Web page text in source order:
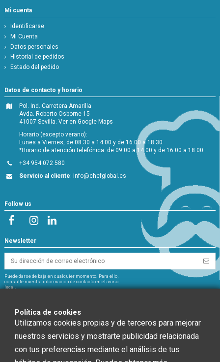
Mi cuenta
Identificarse
Mi Cuenta
Datos personales
Historial de pedidos
Estado del pedido
Datos de contacto y horario
Pol. Ind. Carretera Amarilla
Avda. Roberto Osborne 15
41007 Sevilla.Ver en Google Maps
Horario (excepto verano):
Lunes a Viernes, de 08.30 a 14.00 y de 16.00 a 18.30
*Horario de atención telefónica: de 09.00 a 14.00 y de 16.00 a 18.00
+34 954 072 580
Servicio al cliente:info@chefglobal.es
Follow us
Newsletter
Puede darse de baja en cualquier momento. Para ello,
consulte nuestra información de contacto en el aviso
legal.
CHEF GLOBAL 2014 SOCIEDAD LIMITADA ha recibido una ayuda de la Unión
Política de cookies
Utilizamos cookies propias y de terceros para mejorar
nuestros servicios y mostrarte publicidad relacionada
con tus preferencias mediante el análisis de tus